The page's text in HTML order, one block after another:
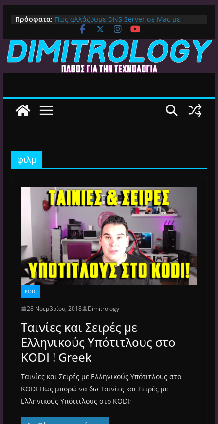
περιεχόμενο
Πρόσφατα: Πως αλλάζουμε DNS Server σε Mac με
MacOS Ventura (Macbook, Mac Mini, iMac,
κλπ)
IPVanish Προσφορά: 83% Έκπτωση στο
Premium VPN – Δες γιατί αξίζει
Alive GR Kodi: Γιατί Δεν Λειτουργεί Πλέον το
Android TV | CX File Explorer, Καθαρισμός
Ο Καλύτερος Launcher για Android TV /
φιλμ
KODI
28 Νοεμβρίου, 2018 Dimitrology
Ταινίες και Σειρές με
Ελληνικούς Υπότιτλους στο
KODI ! Greek
Ταινίες και Σειρές με Ελληνικούς Υπότιτλους στο
KODI Πως μπορώ να δω Ταινίες και Σειρές με
Ελληνικούς Υπότιτλους στο KODI;